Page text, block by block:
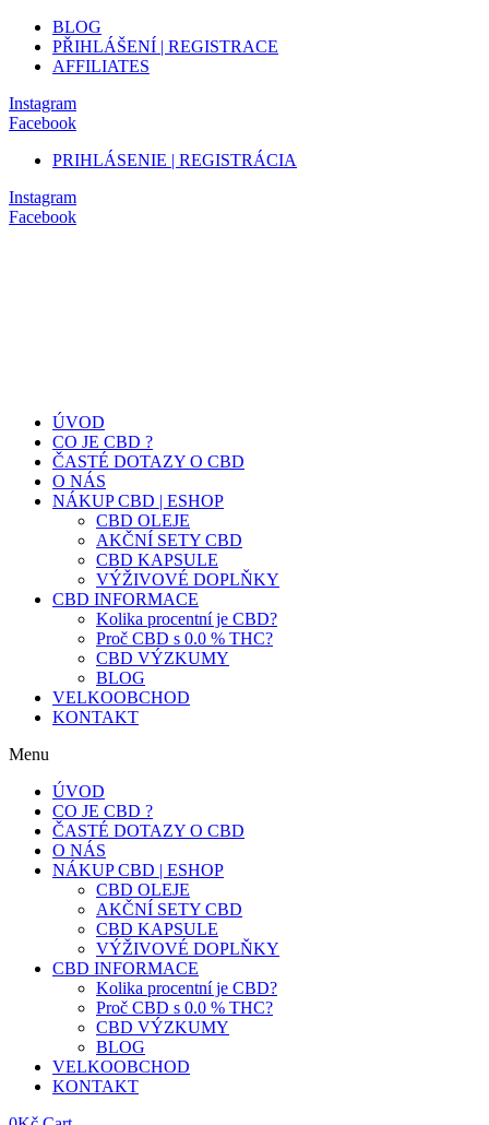
BLOG
PŘIHLÁŠENÍ | REGISTRACE
AFFILIATES
Instagram
Facebook
PRIHLÁSENIE | REGISTRÁCIA
Instagram
Facebook
ÚVOD
CO JE CBD ?
ČASTÉ DOTAZY O CBD
O NÁS
NÁKUP CBD | ESHOP
CBD OLEJE
AKČNÍ SETY CBD
CBD KAPSULE
VÝŽIVOVÉ DOPLŇKY
CBD INFORMACE
Kolika procentní je CBD?
Proč CBD s 0.0 % THC?
CBD VÝZKUMY
BLOG
VELKOOBCHOD
KONTAKT
Menu
ÚVOD
CO JE CBD ?
ČASTÉ DOTAZY O CBD
O NÁS
NÁKUP CBD | ESHOP
CBD OLEJE
AKČNÍ SETY CBD
CBD KAPSULE
VÝŽIVOVÉ DOPLŇKY
CBD INFORMACE
Kolika procentní je CBD?
Proč CBD s 0.0 % THC?
CBD VÝZKUMY
BLOG
VELKOOBCHOD
KONTAKT